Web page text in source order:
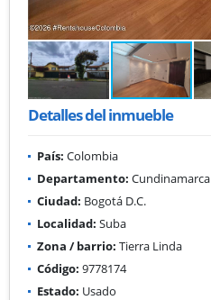
Detalles del inmueble
País: Colombia
Departamento: Cundinamarca
Ciudad: Bogotá D.C.
Localidad: Suba
Zona / barrio: Tierra Linda
Código: 9778174
Estado: Usado